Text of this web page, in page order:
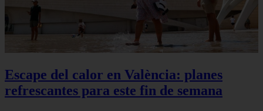
Escape del calor en València: planes
refrescantes para este fin de semana